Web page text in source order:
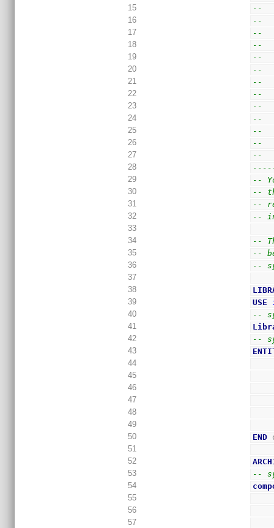
15
--
16
--
17
--
18
--
19
--
20
--
21
--
22
--
23
--
24
--
25
--
26
--
27
--
28
29
--
30
--
31
--
32
--
33
34
--
35
--
36
--
37
38
39
USE
40
--
41
42
--
43
44
45
46
47
48
49
50
END
51
52
53
--
54
55
56
57